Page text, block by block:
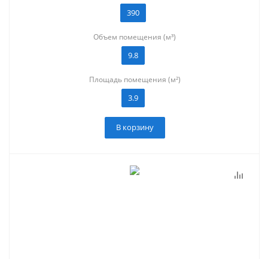
390
Объем помещения (м³)
9.8
Площадь помещения (м²)
3.9
В корзину